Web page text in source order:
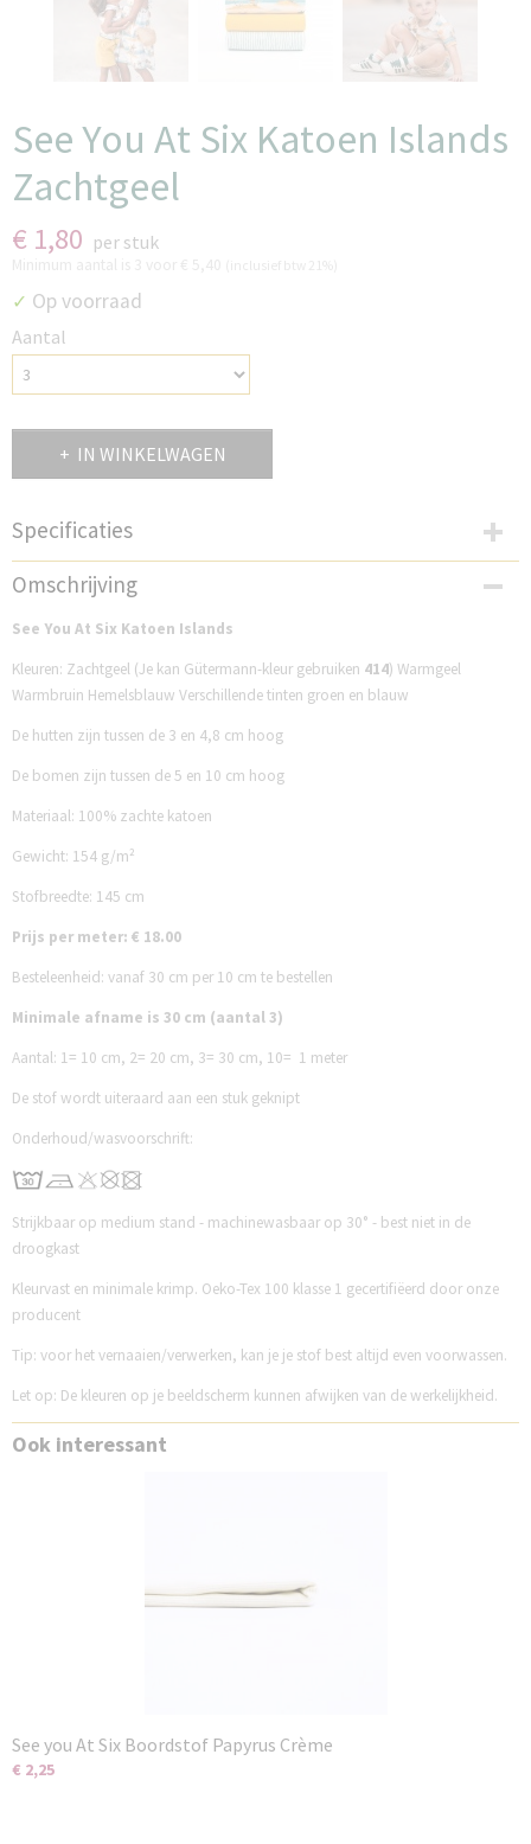
See You At Six Katoen Islands
Zachtgeel
€ 1,80 per stuk
✓ Op voorraad
Aantal
IN WINKELWAGEN
Specificaties
Productcode
SP33K229I
Omschrijving
See You At Six Katoen Islands
Kleuren: Zachtgeel (Je kan Gütermann-kleur gebruiken 414) Warmgeel
Warmbruin Hemelsblauw Verschillende tinten groen en blauw
De hutten zijn tussen de 3 en 4,8 cm hoog
De bomen zijn tussen de 5 en 10 cm hoog
Materiaal: 100% zachte katoen
Gewicht: 154 g/m²
Stofbreedte: 145 cm
Prijs per meter: € 18.00
Besteleenheid: vanaf 30 cm per 10 cm te bestellen
Minimale afname is 30 cm (aantal 3)
Aantal: 1= 10 cm, 2= 20 cm, 3= 30 cm, 10= 1 meter
De stof wordt uiteraard aan een stuk geknipt
Onderhoud/wasvoorschrift:
Strijkbaar op medium stand - machinewasbaar op 30° - best niet in de
droogkast
Kleurvast en minimale krimp. Oeko-Tex 100 klasse 1 gecertifiëerd door onze
producent
Tip: voor het vernaaien/verwerken, kan je je stof best altijd even voorwassen.
Let op: De kleuren op je beeldscherm kunnen afwijken van de werkelijkheid.
Ook interessant
See you At Six Boordstof Papyrus Crème
€ 2,25